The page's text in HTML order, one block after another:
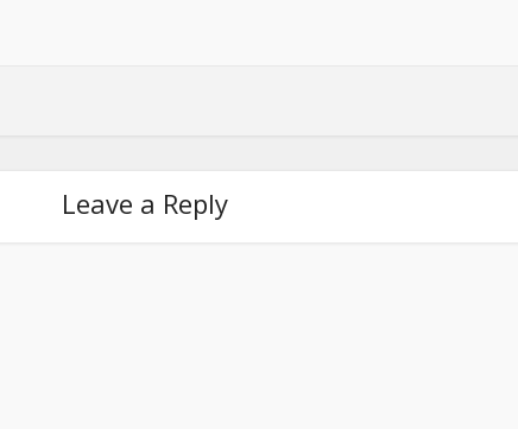
Leave a Reply